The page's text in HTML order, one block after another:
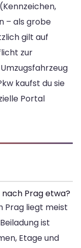
– als grobe
gilt auf
zur
kaufst du sie
Portal
nach Prag etwa?
Prag liegt meist
ist
Etage und